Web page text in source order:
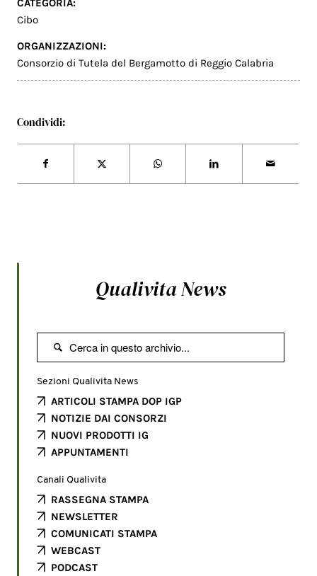
CATEGORIA:
Cibo
ORGANIZZAZIONI:
Consorzio di Tutela del Bergamotto di Reggio Calabria
Condividi:
Qualivita News

Sezioni Qualivita News
ARTICOLI STAMPA DOP IGP
NOTIZIE DAI CONSORZI
NUOVI PRODOTTI IG
APPUNTAMENTI
Canali Qualivita
RASSEGNA STAMPA
NEWSLETTER
COMUNICATI STAMPA
WEBCAST
PODCAST